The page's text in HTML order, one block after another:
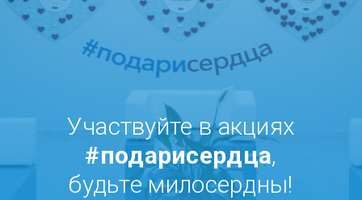
Участвуйте в акциях
#подарисердца,
будьте милосердны!